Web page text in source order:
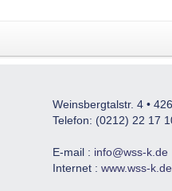
Weinsbergtalstr. 4 •
Telefon: (0212) 22 17
E-mail : info@wss-k.de
Internet : www.wss-k.de